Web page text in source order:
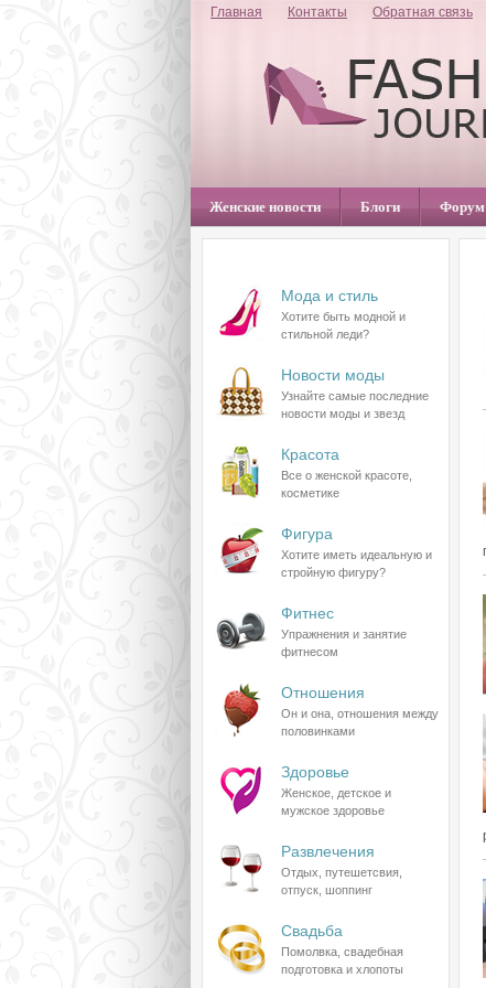
Главная Контакты Обратная связь
Женские новости Блоги Форум
Мода и стиль
Хотите быть модной и
стильной леди?
Новости моды
Узнайте самые последние
новости моды и звезд
Красота
Все о женской красоте,
косметике
Фигура
Хотите иметь идеальную и
стройную фигуру?
Фитнес
Упражнения и занятие
фитнесом
Отношения
Он и она, отношения между
половинками
Здоровье
Женское, детское и
мужское здоровье
Развлечения
Отдых, путешетсвия,
отпуск, шоппинг
Свадьба
Помолвка, свадебная
подготовка и хлопоты